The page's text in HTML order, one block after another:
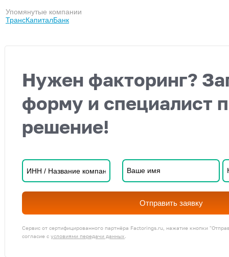
Упомянутые компании
ТрансКапиталБанк
Нужен факторинг?
форму и специалист
решение!
Отправить заявку
Сервис от сертифицированного партнёра Factorings.ru, нажатие кнопки
согласие с условиями передачи данных.